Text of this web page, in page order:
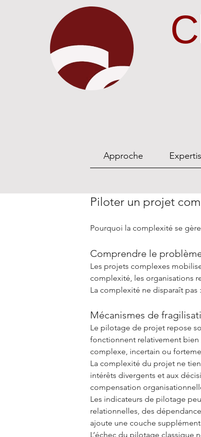
C
Approche
Piloter un projet
Pourquoi la complexité se
Comprendre le
Les projets complexes
complexité, les organisations
La complexité ne disparaît pas
Mécanismes de
Le pilotage de projet repose
fonctionnent relativement bien
complexe, incertain ou
La complexité du projet ne
intérêts divergents et aux
compensation
Les indicateurs de pilotage
relationnelles, des
ajoute une couche
L’échec du pilotage classique